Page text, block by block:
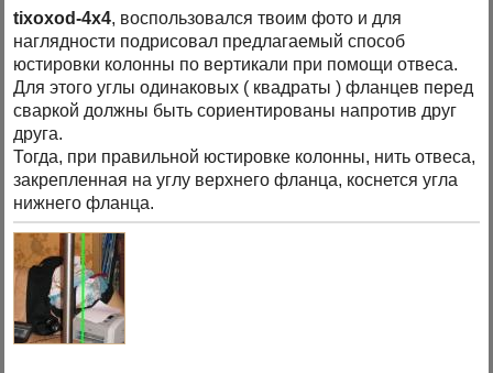
tixoxod-4x4, воспользовался твоим фото и для
наглядности подрисовал предлагаемый способ
юстировки колонны по вертикали при помощи отвеса.
Для этого углы одинаковых ( квадраты ) фланцев перед
сваркой должны быть сориентированы напротив друг
друга.
Тогда, при правильной юстировке колонны, нить отвеса,
закрепленная на углу верхнего фланца, коснется угла
нижнего фланца.